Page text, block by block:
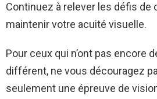
Continuez à relever les défis de
maintenir votre acuité visuelle.
Pour ceux qui n’ont pas encore
différent, ne vous découragez
seulement une épreuve de